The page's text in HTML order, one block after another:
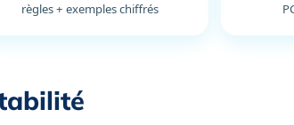
règles + exemples chiffrés